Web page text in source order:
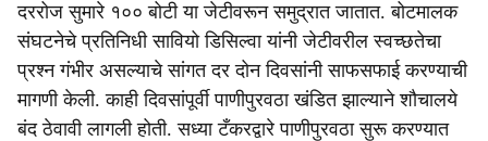
दररोज सुमारे १०० बोटी या जेटीवरून समुद्रात जातात. बोटमालक
संघटनेचे प्रतिनिधी सावियो डिसिल्वा यांनी जेटीवरील स्वच्छतेचा
प्रश्न गंभीर असल्याचे सांगत दर दोन दिवसांनी साफसफाई करण्याची
मागणी केली. काही दिवसांपूर्वी पाणीपुरवठा खंडित झाल्याने शौचालये
बंद ठेवावी लागली होती. सध्या टँकरद्वारे पाणीपुरवठा सुरू करण्यात